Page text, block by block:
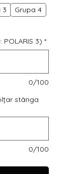
3
Grupa 4
3) *
0/100
stânga
0/100